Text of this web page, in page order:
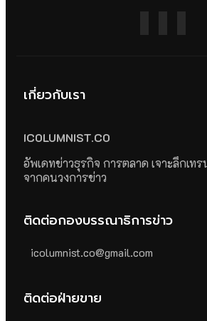
เกี่ยวกับเรา
ICOLUMNIST.CO
อัพเดทข่าวธุรกิจ การตลาด เจาะลึกเท
จากคนวงการข่าว
ติดต่อกองบรรณาธิการข่าว
icolumnist.co@gmail.com
ติดต่อฝ่ายขาย